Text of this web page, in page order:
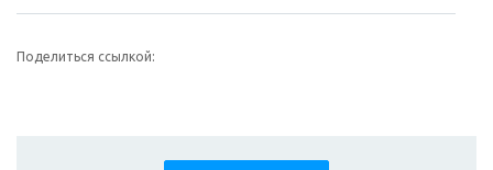
Поделиться ссылкой: